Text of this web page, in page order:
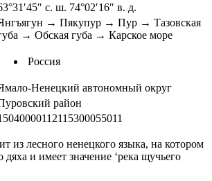
с. ш. 74°02′16″ в. д.
→ Пякупур → Пур → Тазовская
→ Обская губа → Карское море
Россия
Ненецкий автономный округ
район
из лесного ненецкого языка, на котором
дяха и имеет значение ‘река щучьего